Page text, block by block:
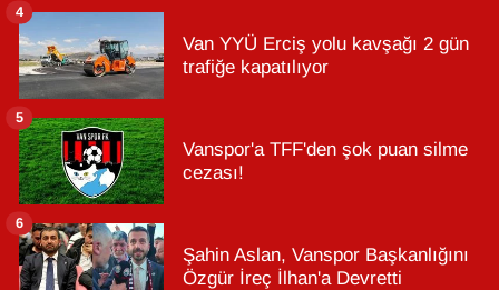
Van YYÜ Erciş yolu kavşağı 2 gün
trafiğe kapatılıyor
4
Vanspor'a TFF'den şok puan silme
cezası!
5
Şahin Aslan, Vanspor Başkanlığını
Özgür İreç İlhan'a Devretti
6